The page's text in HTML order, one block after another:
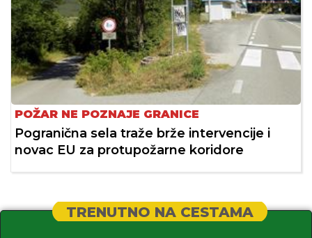
POŽAR NE POZNAJE GRANICE
Pogranična sela traže brže intervencije i
novac EU za protupožarne koridore
TRENUTNO NA CESTAMA